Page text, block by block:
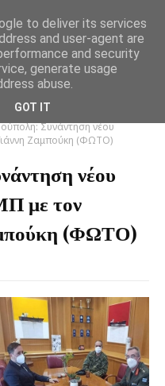
Συνάντηση νέου
Ζαμπούκη (ΦΩΤΟ)
νέου
με τον
(ΦΩΤΟ)
to deliver its services
and user-agent are
and security
generate usage
abuse.
GOT IT